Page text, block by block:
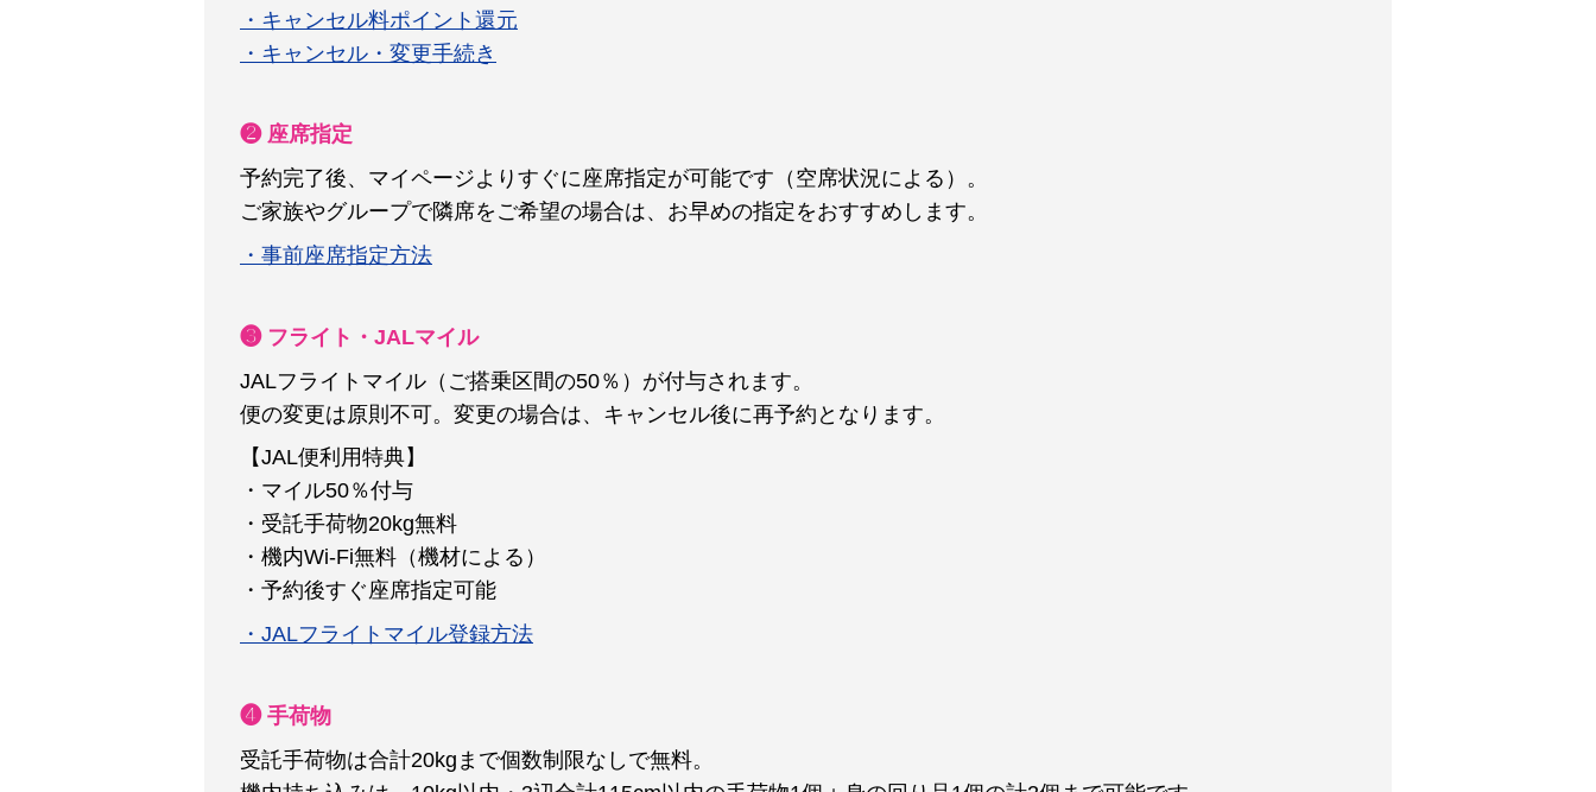
・キャンセル料ポイント還元
・キャンセル・変更手続き
❷ 座席指定
予約完了後、マイページよりすぐに座席指定が可能です（空席状況による）。
ご家族やグループで隣席をご希望の場合は、お早めの指定をおすすめします。
・事前座席指定方法
❸ フライト・JALマイル
JALフライトマイル（ご搭乗区間の50％）が付与されます。
便の変更は原則不可。 変更の場合は、キャンセル後に再予約となります。
【JAL便利用特典】
・マイル50％付与
・受託手荷物20kg無料
・機内Wi-Fi無料（機材による）
・予約後すぐ座席指定可能
・JALフライトマイル登録方法
❹ 手荷物
受託手荷物は合計20kgまで個数制限なしで無料。